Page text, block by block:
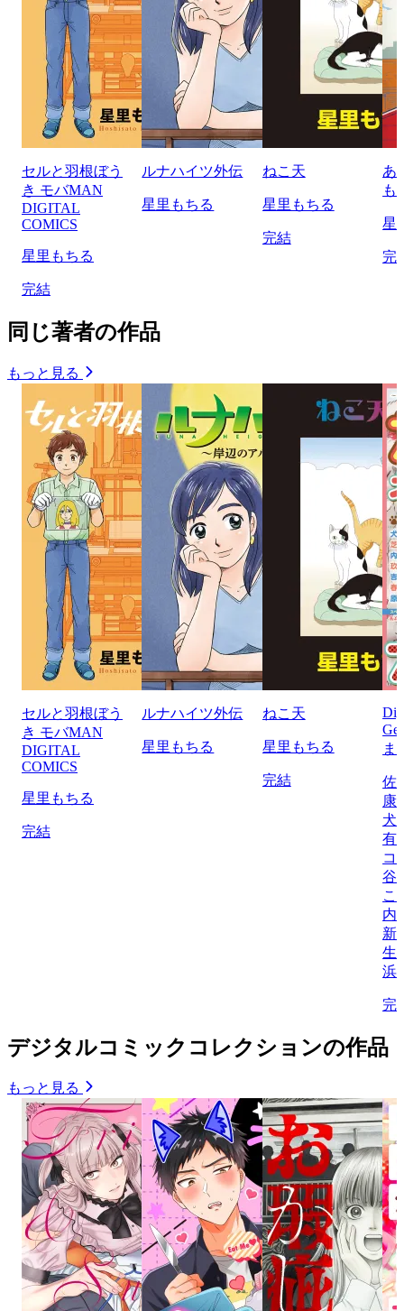
セルと羽根ぼう
き モバMAN
DIGITAL
COMICS
星里もちる
完結
ルナハイツ外伝
星里もちる
ねこ天
星里もちる
完結
あ
も
星
完
同じ著者の作品
もっと見る
セルと羽根ぼう
き モバMAN
DIGITAL
COMICS
星里もちる
完結
ルナハイツ外伝
星里もちる
ねこ天
星里もちる
完結
ま
佐
康
犬
有
コ
谷
こ
内
新
生/
浜
完
デジタルコミックコレクションの作品
もっと見る